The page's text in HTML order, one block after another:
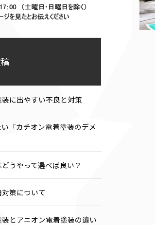
に出やすい不良と対策
「カチオン電着塗装のデメ
うやって選べば良い？
策について
とアニオン電着塗装の違い